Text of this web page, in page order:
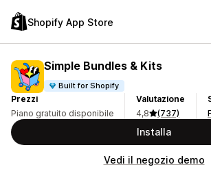
Shopify App Store
Simple Bundles & Kits
Built for Shopify
Prezzi
Piano gratuito disponibile
Valutazione
4,8
(737)
Installa
Vedi il negozio demo